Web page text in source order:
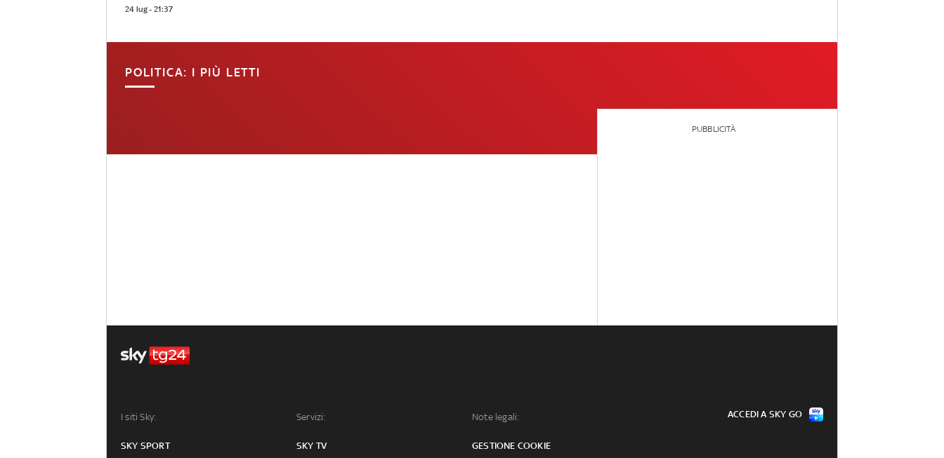
24 lug - 21:37
POLITICA: I PIÙ LETTI
PUBBLICITÀ
I siti Sky:
SKY SPORT
Servizi:
SKY TV
Note legali:
GESTIONE COOKIE
ACCEDI A SKY GO